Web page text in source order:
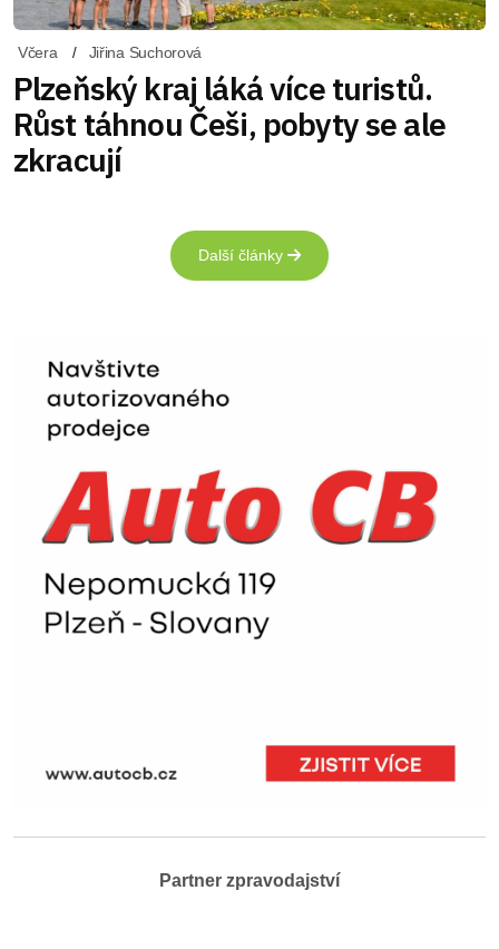
Včera Jiřina Suchorová
Plzeňský kraj láká více turistů.
Růst táhnou Češi, pobyty se ale
zkracují
Další články
Partner zpravodajství